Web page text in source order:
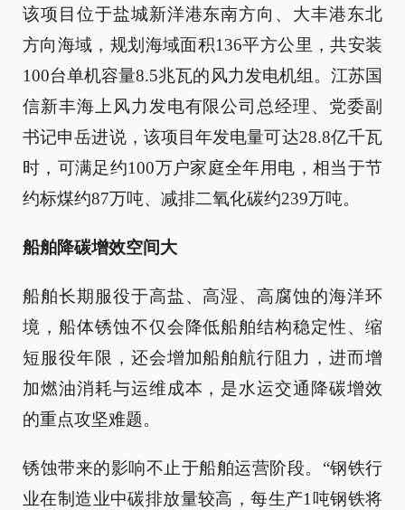
该项目位于盐城新洋港东南方向、大丰港东北
方向海域，规划海域面积136平方公里，共安装
100台单机容量8.5兆瓦的风力发电机组。江苏国
信新丰海上风力发电有限公司总经理、党委副
书记申岳进说，该项目年发电量可达28.8亿千瓦
时，可满足约100万户家庭全年用电，相当于节
约标煤约87万吨、减排二氧化碳约239万吨。
船舶降碳增效空间大
船舶长期服役于高盐、高湿、高腐蚀的海洋环
境，船体锈蚀不仅会降低船舶结构稳定性、缩
短服役年限，还会增加船舶航行阻力，进而增
加燃油消耗与运维成本，是水运交通降碳增效
的重点攻坚难题。
锈蚀带来的影响不止于船舶运营阶段。“钢铁行
业在制造业中碳排放量较高，每生产1吨钢铁将